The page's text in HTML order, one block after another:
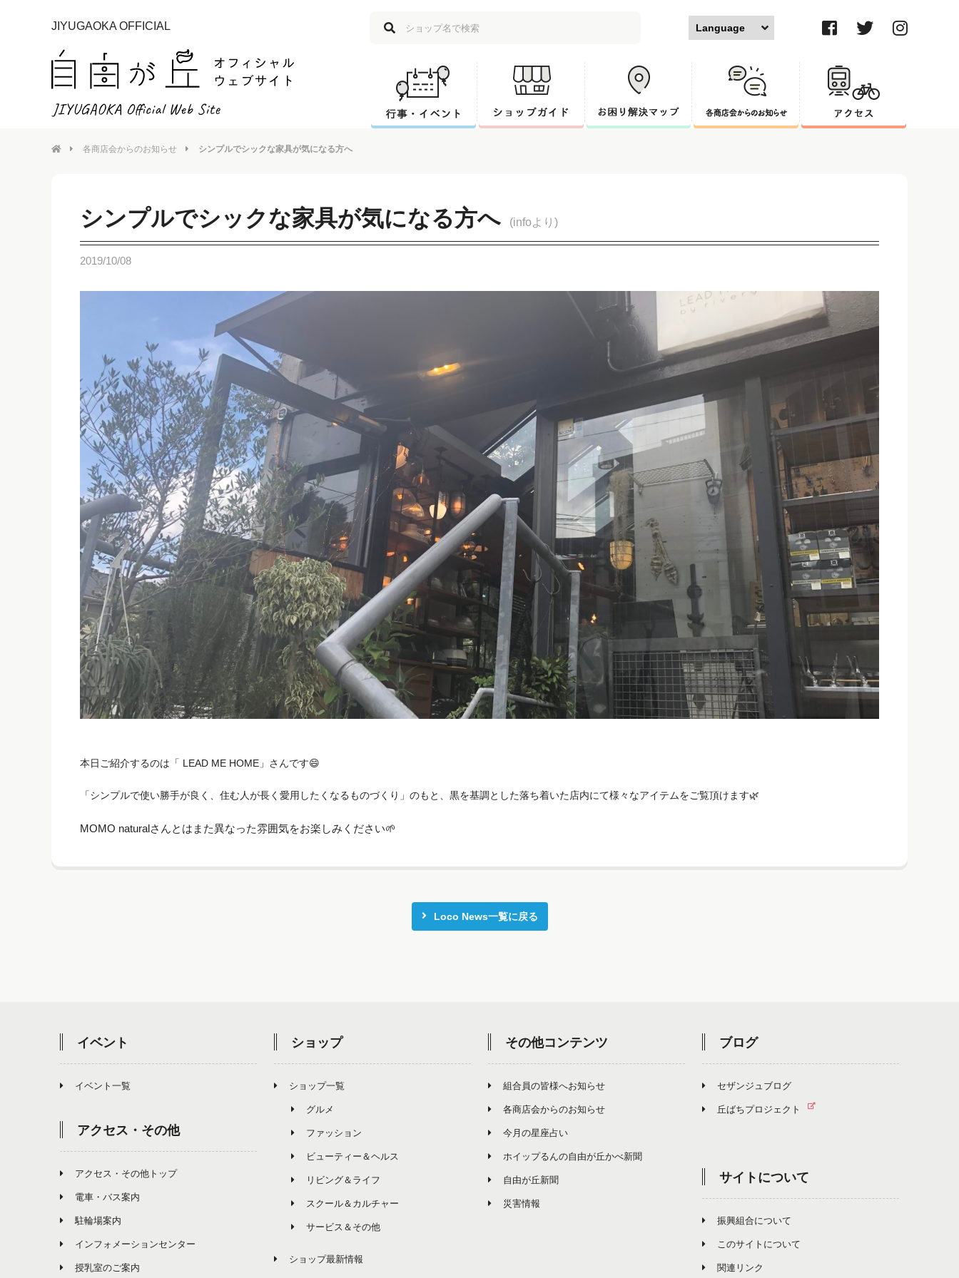
JIYUGAOKA OFFICIAL
各商店会からのお知らせ シンプルでシックな家具が気になる方へ
シンプルでシックな家具が気になる方へ (infoより)
2019/10/08
本日ご紹介するのは「 LEAD ME HOME」さんです😄
「シンプルで使い勝手が良く、住む人が長く愛用したくなるものづくり」のもと、黒を基調とした落ち着いた店内にて様々なアイテムをご覧頂けます🌿
MOMO naturalさんとはまた異なった雰囲気をお楽しみください🌱
Loco News一覧に戻る
イベント
イベント一覧
アクセス・その他
アクセス・その他トップ
電車・バス案内
駐輪場案内
インフォメーションセンター
授乳室のご案内
ショップ
ショップ一覧
グルメ
ファッション
ビューティー＆ヘルス
リビング＆ライフ
スクール＆カルチャー
サービス＆その他
ショップ最新情報
その他コンテンツ
組合員の皆様へお知らせ
各商店会からのお知らせ
今月の星座占い
ホイップるんの自由が丘かべ新聞
自由が丘新聞
災害情報
ブログ
セザンジュブログ
丘ばちプロジェクト
サイトについて
振興組合について
このサイトについて
関連リンク